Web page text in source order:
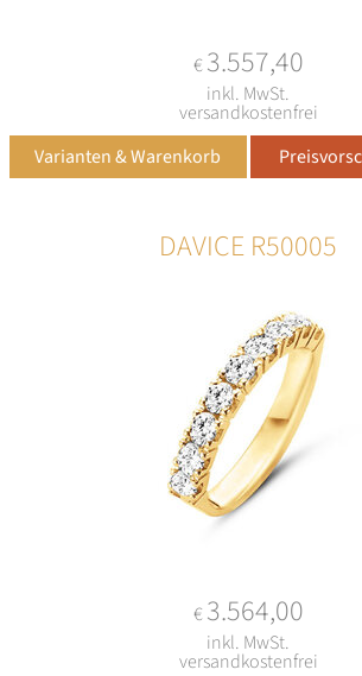
€3.557,40
inkl. MwSt.
versandkostenfrei
DAVICE R50005
€3.564,00
inkl. MwSt.
versandkostenfrei